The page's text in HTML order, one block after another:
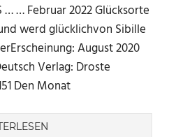
… … Februar 2022 Glücksorte
werd glücklichvon Sibille
August 2020
Verlag: Droste
Den Monat